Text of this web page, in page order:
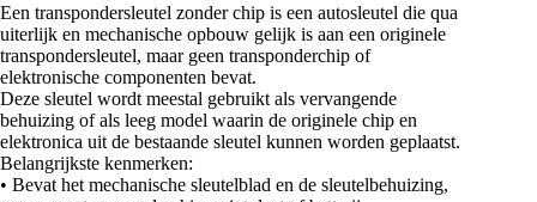
Een transpondersleutel zonder chip is een autosleutel die qua
uiterlijk en mechanische opbouw gelijk is aan een originele
transpondersleutel, maar geen transponderchip of
elektronische componenten bevat.
Deze sleutel wordt meestal gebruikt als vervangende
behuizing of als leeg model waarin de originele chip en
elektronica uit de bestaande sleutel kunnen worden geplaatst.
Belangrijkste kenmerken:
• Bevat het mechanische sleutelblad en de sleutelbehuizing,